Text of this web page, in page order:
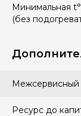
Минимальная
(без
Межсервисный
Ресурс до